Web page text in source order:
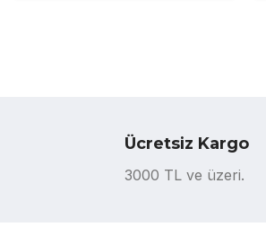
Ücretsiz Kargo
3000 TL ve üzeri.